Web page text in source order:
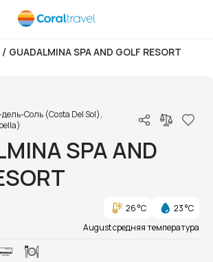
/ GUADALMINA SPA AND GOLF RESORT
Соль (Costa Del Sol),
SPA AND
26 °C
23 °C
August средняя температура